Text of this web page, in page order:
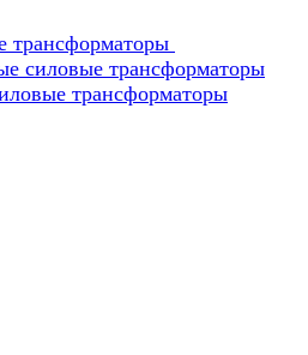
трансформаторы
силовые трансформаторы
трансформаторы